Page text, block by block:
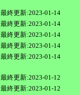
最終更新:2023-01-14
最終更新:2023-01-14
最終更新:2023-01-14
最終更新:2023-01-14
最終更新:2023-01-14
最終更新:2023-01-12
最終更新:2023-01-12